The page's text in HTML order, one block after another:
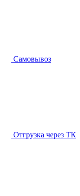
Самовывоз
Отгрузка через ТК